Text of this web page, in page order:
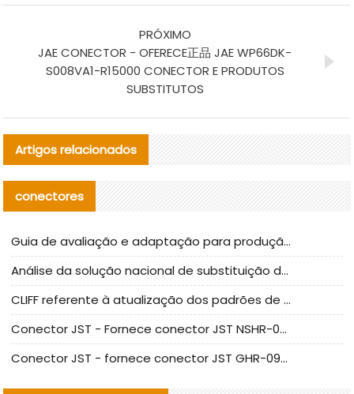
PRÓXIMO
JAE CONECTOR - OFERECE正品 JAE WP66DK-
S008VA1-R15000 CONECTOR E PRODUTOS
SUBSTITUTOS
Artigos relacionados
conectores
Guia de avaliação e adaptação para produção em massa de componentes de cabos nacionais CNC Tech
Análise da solução nacional de substituição da linha de alta frequência I-PEX
CLIFF referente à atualização dos padrões de teste de conectores nacionais
Conector JST - Fornece conector JST NSHR-02V-S original | substituto
Conector JST - fornece conector JST GHR-09V-S autêntico | substituto